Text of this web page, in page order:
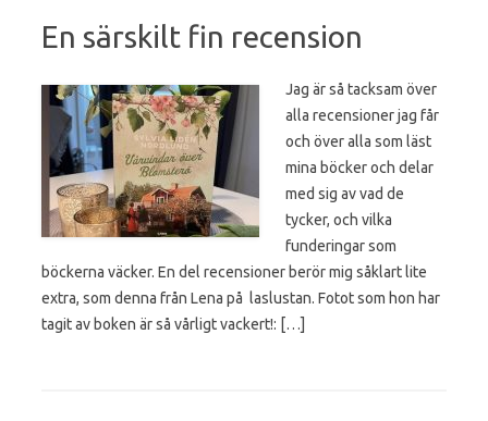
En särskilt fin recension
Jag är så tacksam över
alla recensioner jag får
och över alla som läst
mina böcker och delar
med sig av vad de
tycker, och vilka
funderingar som
böckerna väcker. En del recensioner berör mig såklart lite
extra, som denna från Lena på laslustan. Fotot som hon har
tagit av boken är så vårligt vackert!: […]